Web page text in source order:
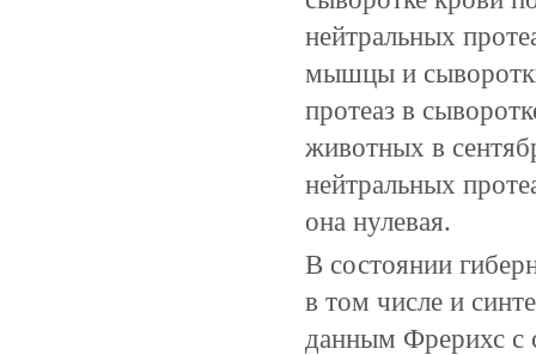
нейтральных
мышцы и
протеаз в
животных в
нейтральных
она нулевая.
В состоянии
в том числе и
данным Фрерихс с